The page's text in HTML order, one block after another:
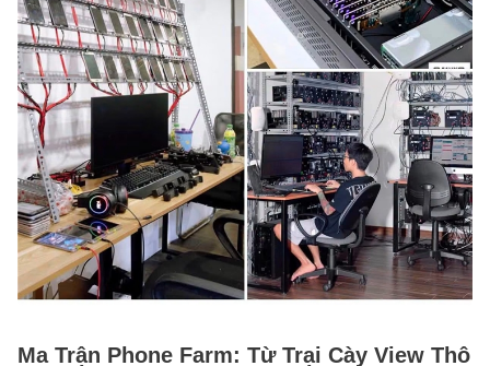
Ma Trận Phone Farm: Từ Trại Cày View Thô